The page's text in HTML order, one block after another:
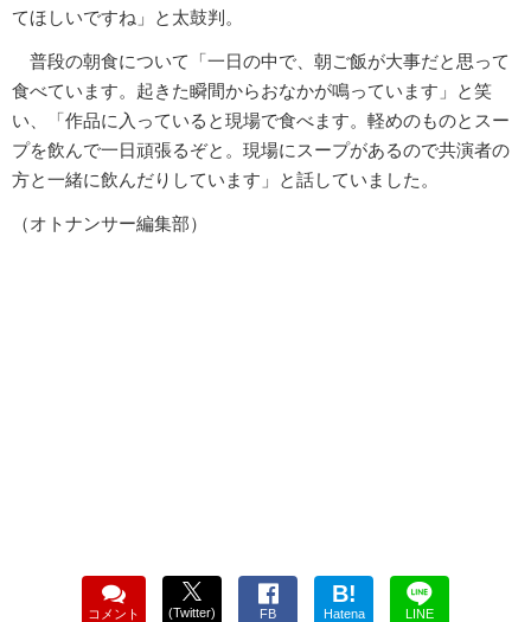
てほしいですね」と太鼓判。
普段の朝食について「一日の中で、朝ご飯が大事だと思って
食べています。起きた瞬間からおなかが鳴っています」と笑
い、「作品に入っていると現場で食べます。軽めのものとスー
プを飲んで一日頑張るぞと。現場にスープがあるので共演者の
方と一緒に飲んだりしています」と話していました。
（オトナンサー編集部）
コメント (Twitter) FB
B!
Hatena LINE